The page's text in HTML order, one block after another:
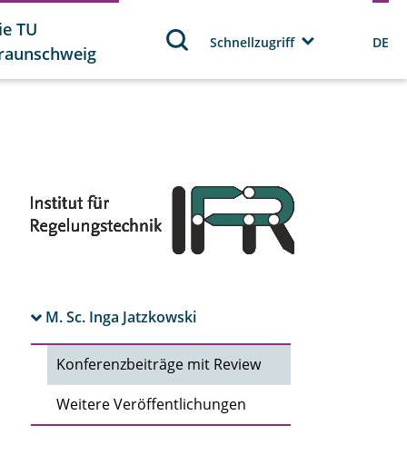
TU
Schnellzugriff DE
M. Sc. Inga Jatzkowski
Konferenzbeiträge mit Review
Weitere Veröffentlichungen